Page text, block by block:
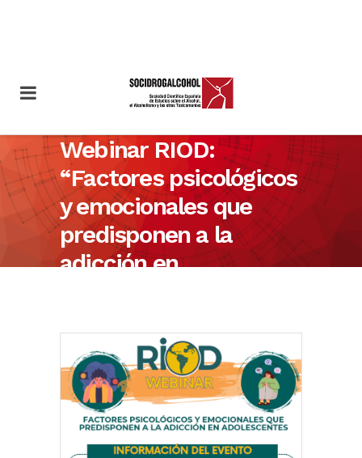
Webinar RIOD:
“Factores psicológicos
y emocionales que
predisponen a la
adicción en